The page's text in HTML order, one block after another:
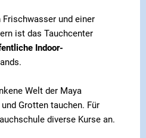
und einer
ist das Tauchcenter
Indoor-
Welt der Maya
Grotten tauchen. Für
diverse Kurse an.